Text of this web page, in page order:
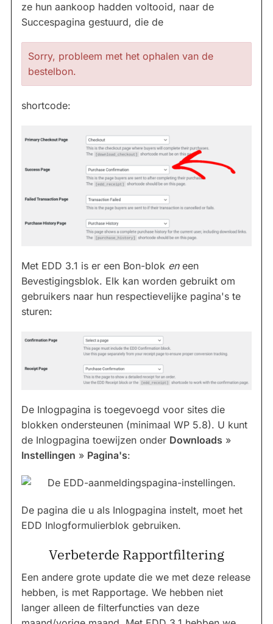
ze hun aankoop hadden voltooid, naar de
Succespagina gestuurd, die de
Sorry, probleem met het ophalen van de
bestelbon.
shortcode:
Met EDD 3.1 is er een Bon-blok eneen
Bevestigingsblok. Elk kan worden gebruikt om
gebruikers naar hun respectievelijke pagina's te
sturen:
De Inlogpagina is toegevoegd voor sites die
blokken ondersteunen (minimaal WP 5.8). U kunt
de Inlogpagina toewijzen onder Downloads »
Instellingen » Pagina's:
De pagina die u als Inlogpagina instelt, moet het
EDD Inlogformulierblok gebruiken.
Verbeterde Rapportfiltering
Een andere grote update die we met deze release
hebben, is met Rapportage. We hebben niet
langer alleen de filterfuncties van deze